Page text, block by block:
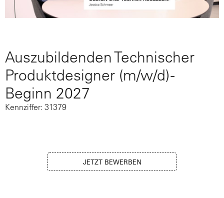
Auszubildenden Technischer
Produktdesigner (m/w/d) -
Beginn 2027
Kennziffer: 31379
JETZT BEWERBEN